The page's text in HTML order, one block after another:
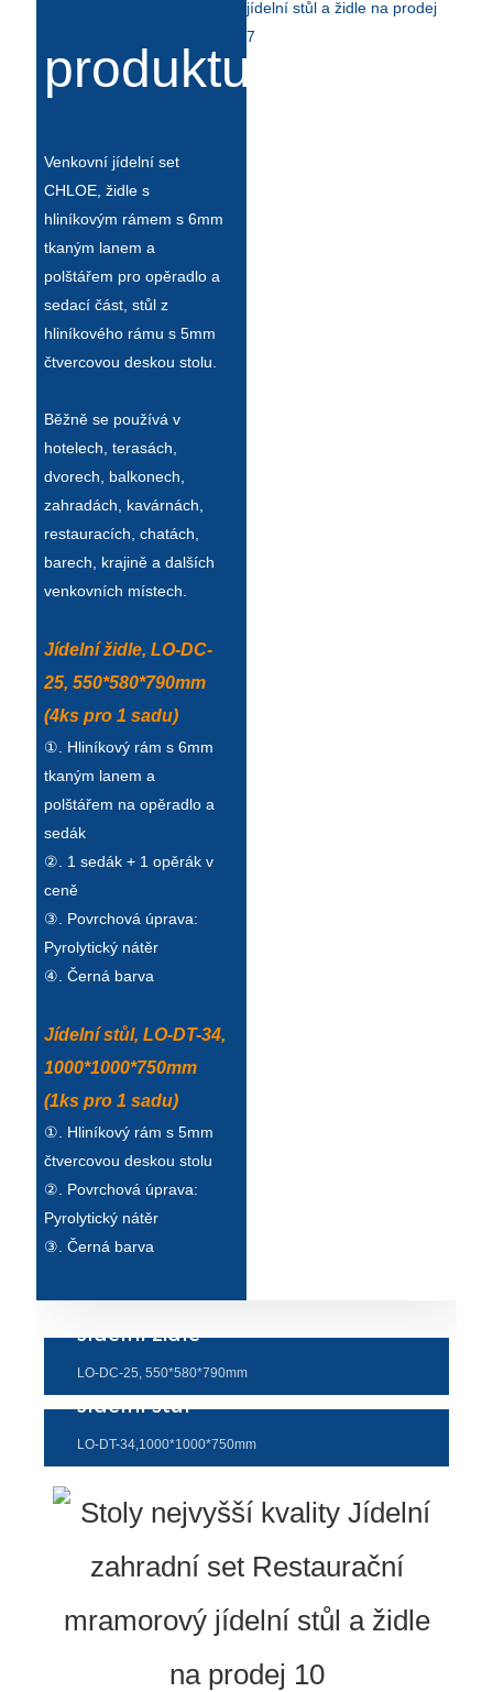
produktu
Venkovní jídelní set
CHLOE, židle s
hliníkovým rámem s 6mm
tkaným lanem a
polštářem pro opěradlo a
sedací část, stůl z
hliníkového rámu s 5mm
čtvercovou deskou stolu.
Běžně se používá v
hotelech, terasách,
dvorech, balkonech,
zahradách, kavárnách,
restauracích, chatách,
barech, krajině a dalších
venkovních místech.
Jídelní židle, LO-DC-
25, 550*580*790mm
(4ks pro 1 sadu)
①. Hliníkový rám s 6mm
tkaným lanem a
polštářem na opěradlo a
sedák
②. 1 sedák + 1 opěrák v
ceně
③. Povrchová úprava:
Pyrolytický nátěr
④. Černá barva
Jídelní stůl, LO-DT-34,
1000*1000*750mm
(1ks pro 1 sadu)
①. Hliníkový rám s 5mm
čtvercovou deskou stolu
②. Povrchová úprava:
Pyrolytický nátěr
③. Černá barva
Jídelní židle
LO-DC-25, 550*580*790mm
Jídelní stůl
LO-DT-34,1000*1000*750mm